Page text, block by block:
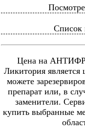
Список
Цена на
Ликитория
можете
препарат или, в
заменители.
купить выбранные